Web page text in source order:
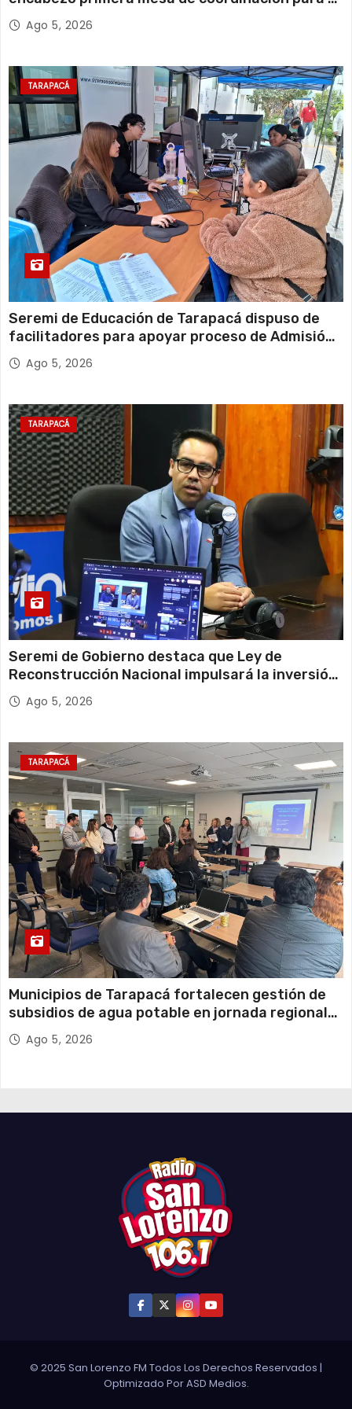
retiro de cables en desuso en Iquique
Ago 5, 2026
TARAPACÁ
Seremi de Educación de Tarapacá dispuso de
facilitadores para apoyar proceso de Admisión
Escolar 2027
Ago 5, 2026
TARAPACÁ
Seremi de Gobierno destaca que Ley de
Reconstrucción Nacional impulsará la inversión
y el empleo en Tarapacá
Ago 5, 2026
TARAPACÁ
Municipios de Tarapacá fortalecen gestión de
subsidios de agua potable en jornada regional
organizada por Aguas del Altiplano y ANDESS
Ago 5, 2026
© 2025 San Lorenzo FM Todos Los Derechos Reservados |
Optimizado PorASD Medios.